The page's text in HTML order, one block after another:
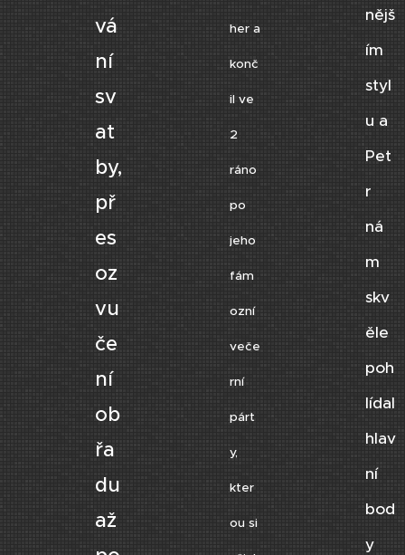
vá
ní
sv
at
by,
př
es
oz
vu
če
ní
ob
řa
du
až
her a
konč
il ve
2
ráno
po
jeho
fám
ozní
veče
rní
párt
y,
kter
ou si
nějš
ím
styl
u a
Pet
r
ná
m
skv
ěle
poh
lídal
hlav
ní
bod
y